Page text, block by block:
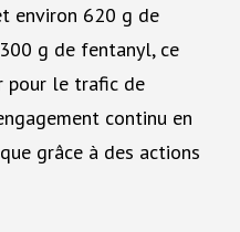
environ 620 g de
g de fentanyl, ce
pour le trafic de
continu en
grâce à des actions